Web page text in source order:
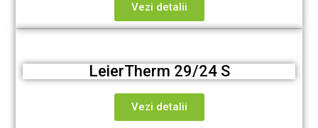
Vezi detalii
LeierTherm 29/24 S
Vezi detalii